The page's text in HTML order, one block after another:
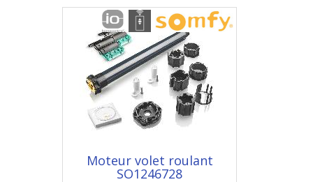
Moteur volet roulant
SO1246728